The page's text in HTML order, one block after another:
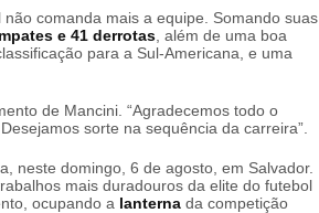
comanda mais a equipe. Somando suas
e 41 derrotas , além de uma boa
para a Sul-Americana, e uma
de Mancini. “Agradecemos todo o
sorte na sequência da carreira”.
neste domingo, 6 de agosto, em Salvador.
mais duradouros da elite do futebol
ocupando a lanterna da competição